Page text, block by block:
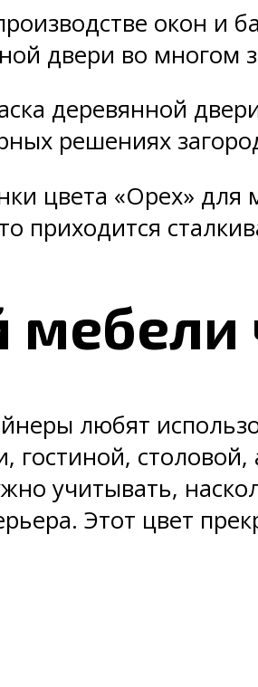
окон и
двери во многом
деревянной
решениях
цвета «Орех»
приходится
мебели
любят
гостиной,
учитывать,
Этот цвет